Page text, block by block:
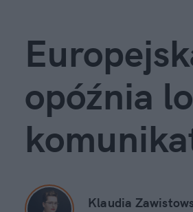
opóźnia
Klaudia